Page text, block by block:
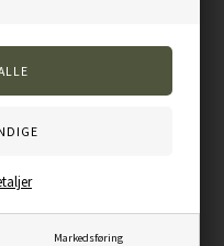
Markedsføring
også...